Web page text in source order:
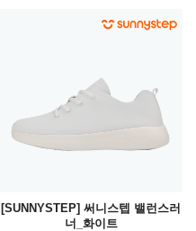
[SUNNYSTEP] 써니스텝 밸런스러
너_화이트